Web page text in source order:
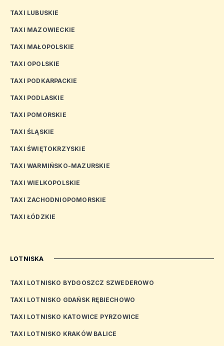
TAXI LUBUSKIE
TAXI MAZOWIECKIE
TAXI MAŁOPOLSKIE
TAXI OPOLSKIE
TAXI PODKARPACKIE
TAXI PODLASKIE
TAXI POMORSKIE
TAXI ŚLĄSKIE
TAXI ŚWIĘTOKRZYSKIE
TAXI WARMIŃSKO-MAZURSKIE
TAXI WIELKOPOLSKIE
TAXI ZACHODNIOPOMORSKIE
TAXI ŁÓDZKIE
LOTNISKA
TAXI LOTNISKO BYDGOSZCZ SZWEDEROWO
TAXI LOTNISKO GDAŃSK RĘBIECHOWO
TAXI LOTNISKO KATOWICE PYRZOWICE
TAXI LOTNISKO KRAKÓW BALICE